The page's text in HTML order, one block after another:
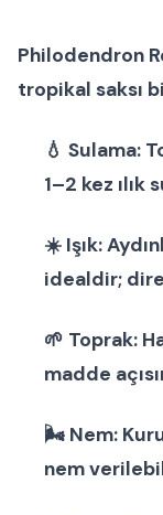
Philodendron
tropikal saksı
💧 Sulama:
1–2 kez ılık
☀️ Işık:
idealdir;
🌱 Toprak:
madde
🌬 Nem:
nem